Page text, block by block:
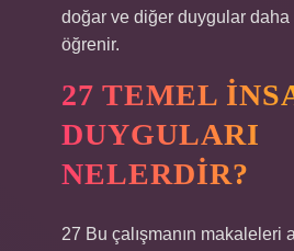
doğar ve diğer duygular daha
öğrenir.
27 TEMEL
DUYGULARI
NELERDIR?
27 Bu çalışmanın makaleleri